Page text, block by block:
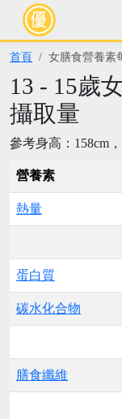
首頁 女膳食營養素
13 - 15歲
攝取量
參考身高：158cm
營養素
熱量
蛋白質
碳水化合物
膳食纖維